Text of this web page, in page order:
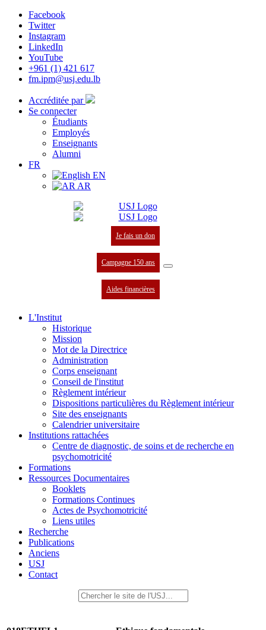
Facebook
Twitter
Instagram
LinkedIn
YouTube
+961 (1) 421 617
fm.ipm@usj.edu.lb
Accréditée par
Se connecter
Étudiants
Employés
Enseignants
Alumni
FR
EN
AR
Je fais un don
Campagne 150 ans
Aides financières
L'Institut
Historique
Mission
Mot de la Directrice
Administration
Corps enseignant
Conseil de l'institut
Règlement intérieur
Dispositions particulières du Règlement intérieur
Site des enseignants
Calendrier universitaire
Institutions rattachées
Centre de diagnostic, de soins et de recherche en
psychomotricité
Formations
Ressources Documentaires
Booklets
Formations Continues
Actes de Psychomotricité
Liens utiles
Recherche
Publications
Anciens
USJ
Contact